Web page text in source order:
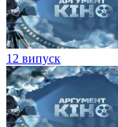
12 випуск